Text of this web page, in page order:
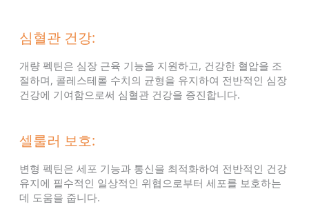
심혈관 건강:
개량 펙틴은 심장 근육 기능을 지원하고, 건강한 혈압을 조
절하며, 콜레스테롤 수치의 균형을 유지하여 전반적인 심장
건강에 기여함으로써 심혈관 건강을 증진합니다.
셀룰러 보호:
변형 펙틴은 세포 기능과 통신을 최적화하여 전반적인 건강
유지에 필수적인 일상적인 위협으로부터 세포를 보호하는
데 도움을 줍니다.